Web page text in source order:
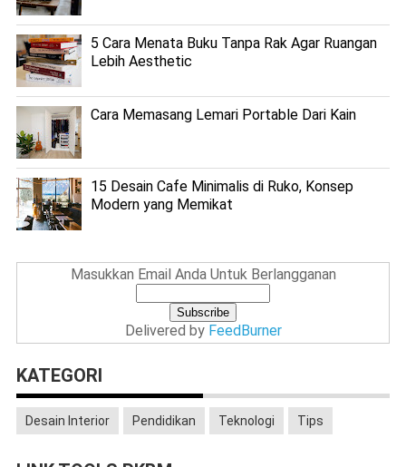
5 Cara Menata Buku Tanpa Rak Agar Ruangan
Lebih Aesthetic
Cara Memasang Lemari Portable Dari Kain
15 Desain Cafe Minimalis di Ruko, Konsep
Modern yang Memikat
Masukkan Email Anda Untuk Berlangganan
Delivered by FeedBurner
KATEGORI
Desain Interior Pendidikan Teknologi Tips